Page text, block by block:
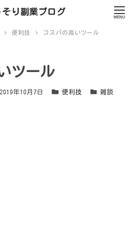
そり副業ブログ
MENU
便利技 コスパの高いツール
ツール
更新日
2019年10月7日 カテゴリー
便利技 カテゴリー
雑談